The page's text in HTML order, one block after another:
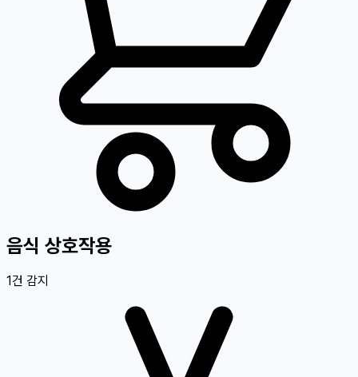
음식 상호작용
1건 감지